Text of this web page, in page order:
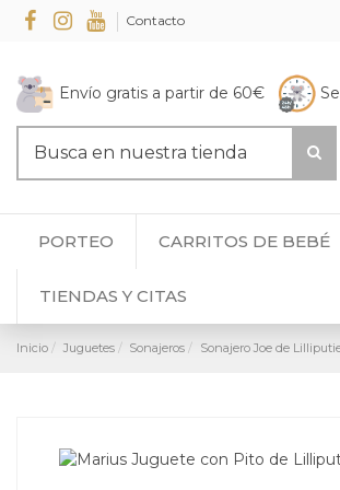
Contacto
Envío gratis a partir de 60€
PORTEO CARRITOS DE BEBÉ
TIENDAS Y CITAS
Inicio Juguetes Sonajeros Sonajero Joe de